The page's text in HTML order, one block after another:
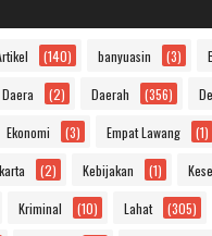
(140) banyuasin (3)
Daera (2) Daerah (356)
Ekonomi (3) Empat Lawang (1)
(2) Kebijakan (1)
Kriminal (10) Lahat (305)